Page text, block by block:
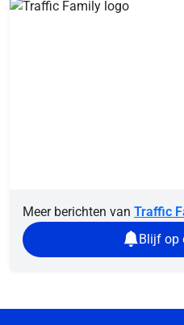
Meer berichten van Traffic
Blijf op